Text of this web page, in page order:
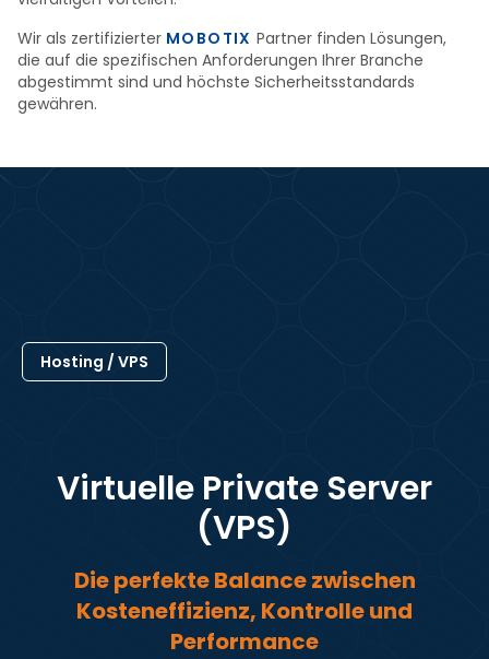
Wir als zertifizierter MOBOTIXPartner finden Lösungen,
die auf die spezifischen Anforderungen Ihrer Branche
abgestimmt sind und höchste Sicherheitsstandards
gewähren.
Hosting / VPS
Virtuelle Private Server
(VPS)
Die perfekte Balance zwischen
Kosteneffizienz, Kontrolle und
Performance